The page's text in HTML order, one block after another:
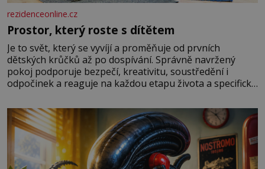
rezidenceonline.cz
Prostor, který roste s dítětem
Je to svět, který se vyvíjí a proměňuje od prvních
dětských krůčků až po dospívání. Správně navržený
pokoj podporuje bezpečí, kreativitu, soustředění i
odpočinek a reaguje na každou etapu života a specifické
měkkost a bezpečí, proto by pokoj miminka měl působit
především klidně a útulně. Předškolní věk je